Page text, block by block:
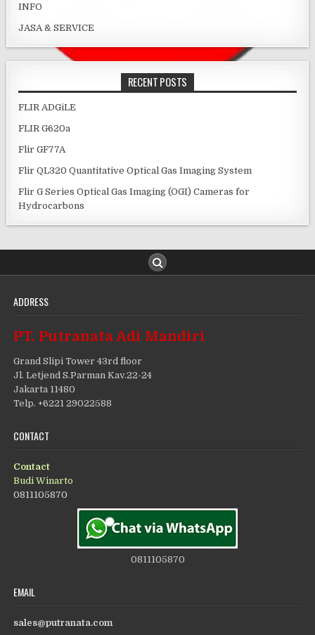
INFO
JASA & SERVICE
RECENT POSTS
FLIR ADGiLE
FLIR G620a
Flir GF77A
Flir QL320 Quantitative Optical Gas Imaging System
Flir G Series Optical Gas Imaging (OGI) Cameras for
Hydrocarbons
ADDRESS
PT. Putranata Adi Mandiri
Grand Slipi Tower 43rd floor
Jl. Letjend S.Parman Kav.22-24
Jakarta 11480
Telp. +6221 29022588
CONTACT
Contact
Budi Winarto
0811105870
0811105870
EMAIL
sales@putranata.com